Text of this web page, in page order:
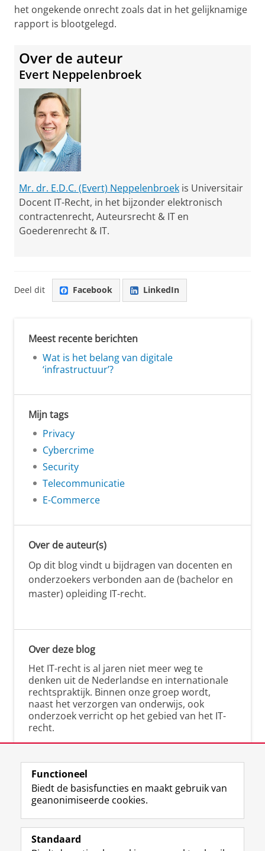
het ongekende onrecht zoals dat in het gelijknamige
rapport is blootgelegd.
Over de auteur
Evert Neppelenbroek
Mr. dr. E.D.C. (Evert) Neppelenbroek is Universitair
Docent IT-Recht, in het bijzonder elektronisch
contractenrecht, Auteursrecht & IT en
Goederenrecht & IT.
Deel dit Facebook LinkedIn
Meest recente berichten
Wat is het belang van digitale
‘infrastructuur’?
Mijn tags
Privacy
Cybercrime
Security
Telecommunicatie
E-Commerce
Over de auteur(s)
Op dit blog vindt u bijdragen van docenten en
onderzoekers verbonden aan de (bachelor en
master) opleiding IT-recht.
Over deze blog
Het IT-recht is al jaren niet meer weg te
denken uit de Nederlandse en internationale
rechtspraktijk. Binnen onze groep wordt,
naast het verzorgen van onderwijs, ook
onderzoek verricht op het gebied van het IT-
recht.
Volg de RUG
F
a
L
i
R
S
I
n
Y
o
Functioneel
Biedt de basisfuncties en maakt gebruik van
geanonimiseerde cookies.
Standaard